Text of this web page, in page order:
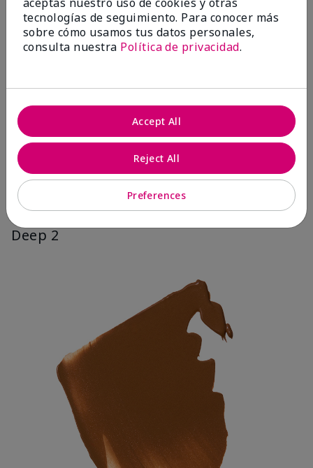
Deep 2
tecnologías de seguimiento. Para conocer más
sobre cómo usamos tus datos personales,
consulta nuestra Política de privacidad.
Preferences
Reject All
Accept All